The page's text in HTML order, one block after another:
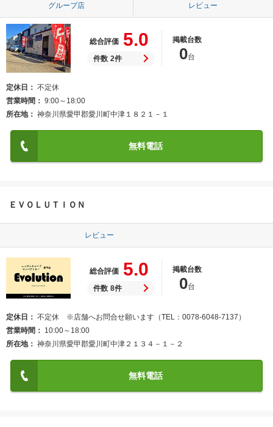
グループ店 レビュー
総合評価 5.0
件数 2件
掲載台数
0台
定休日
不定休
営業時間
9:00～18:00
所在地
神奈川県愛甲郡愛川町中津１８２１－１
無料電話
ＥＶＯＬＵＴＩＯＮ
レビュー
総合評価 5.0
件数 8件
掲載台数
0台
定休日
不定休 ※店舗へお問合せ願います（TEL：0078-6048-7137）
営業時間
10:00～18:00
所在地
神奈川県愛甲郡愛川町中津２１３４－１－２
無料電話